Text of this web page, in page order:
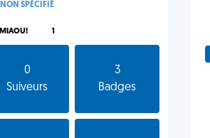
NON SPÉCIFIÉ
MIAOU! 1
0
Suiveurs
3
Badges